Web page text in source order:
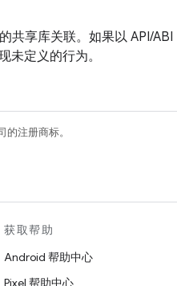
共享库关联。如果以 API/ABI
未定义的行为。
注册商标。
获取帮助
Android 帮助中心
Pixel 帮助中心